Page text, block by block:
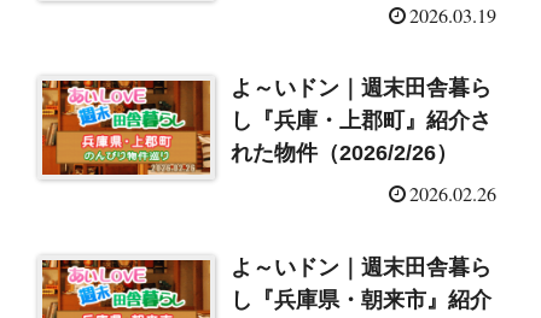
2026.03.19
よ～いドン｜週末田舎暮ら
し『兵庫・上郡町』紹介さ
れた物件（2026/2/26）
2026.02.26
よ～いドン｜週末田舎暮ら
し『兵庫県・朝来市』紹介